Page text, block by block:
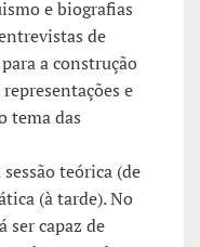
e biografias
de
a construção
e
tema das
teórica (de
(à tarde). No
ser capaz de